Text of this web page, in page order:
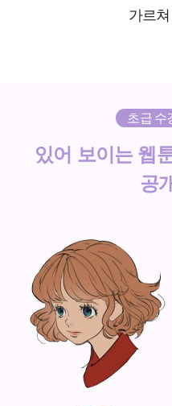
가르
초급 수
있어 보이는 웹
공